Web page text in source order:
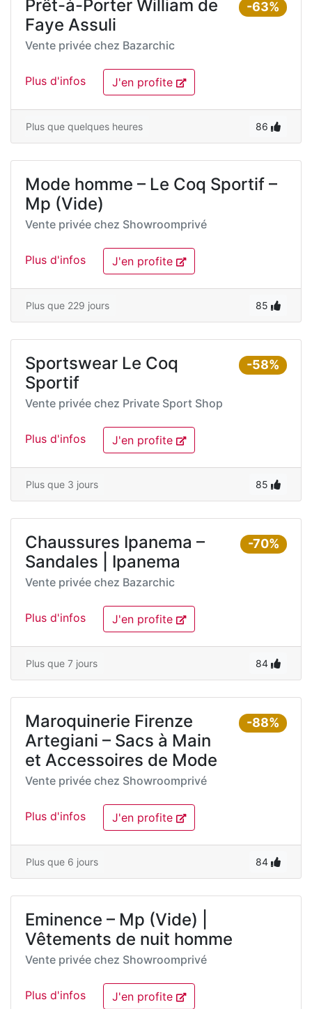
-63%
Prêt-à-Porter William de
Faye Assuli
Vente privée chez Bazarchic
Plus d'infos J'en profite
Plus que quelques heures 86
Mode homme – Le Coq Sportif –
Mp (Vide)
Vente privée chez Showroomprivé
Plus d'infos J'en profite
Plus que 229 jours 85
-58%
Sportswear Le Coq
Sportif
Vente privée chez Private Sport Shop
Plus d'infos J'en profite
Plus que 3 jours 85
-70%
Chaussures Ipanema –
Sandales | Ipanema
Vente privée chez Bazarchic
Plus d'infos J'en profite
Plus que 7 jours 84
-88%
Maroquinerie Firenze
Artegiani – Sacs à Main
et Accessoires de Mode
Vente privée chez Showroomprivé
Plus d'infos J'en profite
Plus que 6 jours 84
Eminence – Mp (Vide) |
Vêtements de nuit homme
Vente privée chez Showroomprivé
Plus d'infos J'en profite